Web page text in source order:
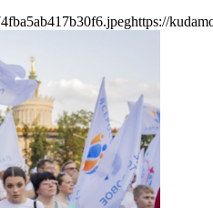
https://